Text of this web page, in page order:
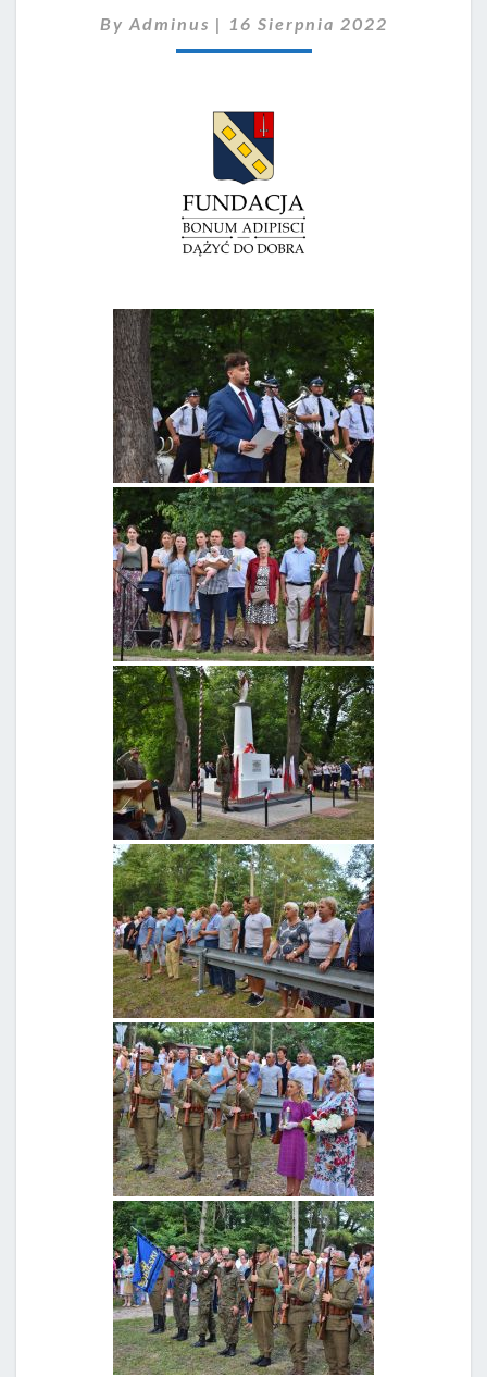
By Adminus | 16 Sierpnia 2022